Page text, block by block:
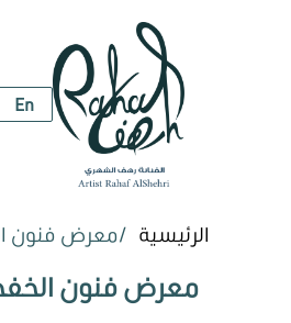
الرئيسية معرض فنون
En
معرض فنون